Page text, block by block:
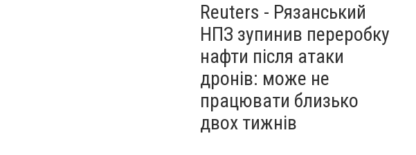
Reuters - Рязанський
НПЗ зупинив переробку
нафти після атаки
дронів: може не
працювати близько
двох тижнів